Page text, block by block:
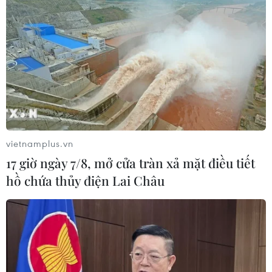
người trên quốc lộ ở Quảng Trị
06/08/2026 09:44
Khởi tố Chủ tịch Hội đồng quản trị,
Giám đốc Công ty cổ phần Mekolor
06/08/2026 09:06
Thêm một nhóm dàn cảnh cướp giật
tại khu Tân Huê Viên sa lưới
06/08/2026 05:57
Khẩn trường khám nghiệm
vietnamplus.vn
17 giờ ngày 7/8, mở cửa tràn xả mặt điều tiết
hồ chứa thủy điện Lai Châu